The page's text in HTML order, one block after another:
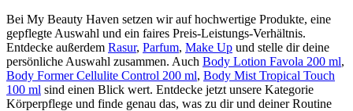
Bei My Beauty Haven setzen wir auf hochwertige Produkte, eine
gepflegte Auswahl und ein faires Preis-Leistungs-Verhältnis.
Entdecke außerdem Rasur, Parfum, Make Up und stelle dir deine
persönliche Auswahl zusammen. Auch Body Lotion Favola 200 ml,
Body Former Cellulite Control 200 ml, Body Mist Tropical Touch
100 ml sind einen Blick wert. Entdecke jetzt unsere Kategorie
Körperpflege und finde genau das, was zu dir und deiner Routine